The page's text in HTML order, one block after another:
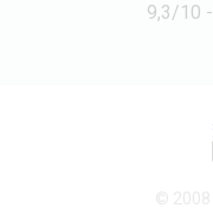
9,3/10 -